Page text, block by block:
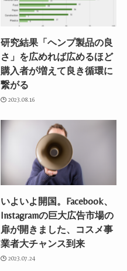
研究結果「ヘンプ製品の良
さ」を広めれば広めるほど
購入者が増えて良き循環に
繋がる
2023.08.16
いよいよ開国。Facebook、
Instagramの巨大広告市場の
扉が開きました、コスメ事
業者大チャンス到来
2023.07.24